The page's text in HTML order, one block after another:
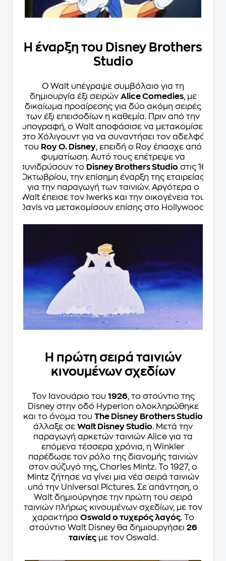
Η έναρξη του Disney Brothers
Studio
Ο Walt υπέγραψε συμβόλαιο για τη
δημιουργία έξι σειρών Alice Comedies, με
δικαίωμα προαίρεσης για δύο ακόμη σειρές
των έξι επεισοδίων η καθεμία. Πριν από την
υπογραφή, ο Walt αποφάσισε να μετακομίσει
στο Χόλιγουντ για να συναντήσει τον αδελφό
του Roy O. Disney, επειδή ο Roy έπασχε από
φυματίωση. Αυτό τους επέτρεψε να
συνιδρύσουν το Disney Brothers Studio στις 16
Οκτωβρίου, την επίσημη έναρξη της εταιρείας,
για την παραγωγή των ταινιών. Αργότερα ο
Walt έπεισε τον Iwerks και την οικογένεια του
Davis να μετακομίσουν επίσης στο Hollywood.
Η πρώτη σειρά ταινιών
κινουμένων σχεδίων
Τον Ιανουάριο του 1926, το στούντιο της
Disney στην οδό Hyperion ολοκληρώθηκε
και το όνομα του The Disney Brothers Studio
άλλαξε σε Walt Disney Studio. Μετά την
παραγωγή αρκετών ταινιών Alice για τα
επόμενα τέσσερα χρόνια, η Winkler
παρέδωσε τον ρόλο της διανομής ταινιών
στον σύζυγό της, Charles Mintz. Το 1927, ο
Mintz ζήτησε να γίνει μια νέα σειρά ταινιών
υπό την Universal Pictures. Σε απάντηση, ο
Walt δημιούργησε την πρώτη του σειρά
ταινιών πλήρως κινουμένων σχεδίων, με τον
χαρακτήρα Oswald ο τυχερός λαγός. Το
στούντιο Walt Disney θα δημιουργήσει 26
ταινίεςμε τον Oswald.